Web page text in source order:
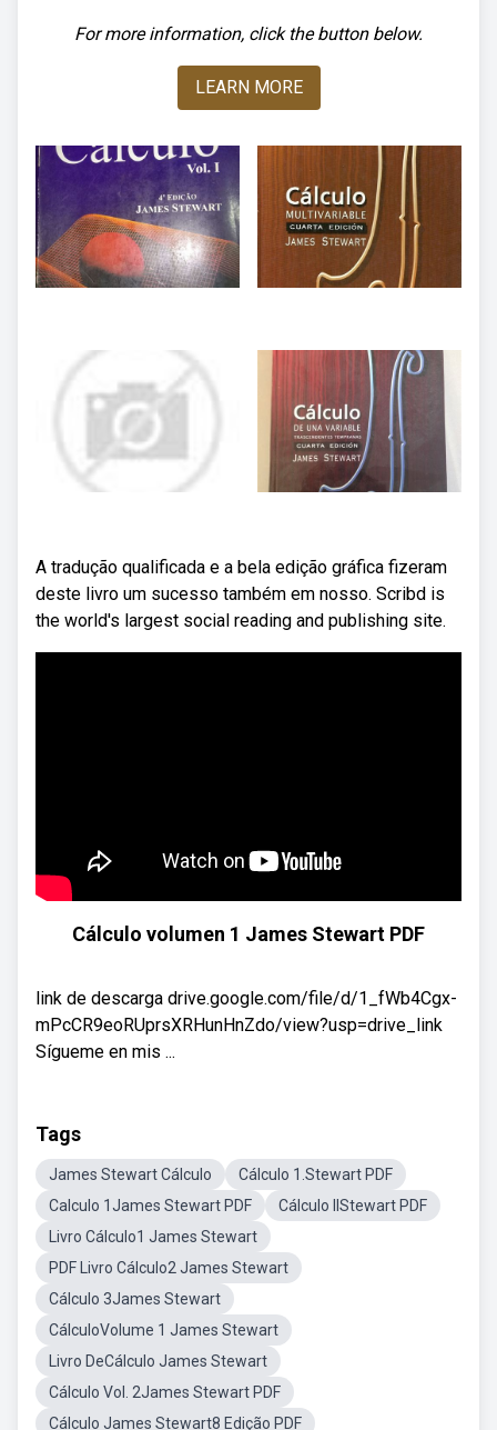
For more information, click the button below.
LEARN MORE
A tradução qualificada e a bela edição gráfica fizeram
deste livro um sucesso também em nosso. Scribd is
the world's largest social reading and publishing site.
Cálculo volumen 1 James Stewart PDF
link de descarga drive.google.com/file/d/1_fWb4Cgx-
mPcCR9eoRUprsXRHunHnZdo/view?usp=drive_link
Sígueme en mis ...
Tags
James Stewart Cálculo
Cálculo 1.Stewart PDF
Calculo 1James Stewart PDF
Cálculo IIStewart PDF
Livro Cálculo1 James Stewart
PDF Livro Cálculo2 James Stewart
Cálculo 3James Stewart
CálculoVolume 1 James Stewart
Livro DeCálculo James Stewart
Cálculo Vol. 2James Stewart PDF
Cálculo James Stewart8 Edição PDF